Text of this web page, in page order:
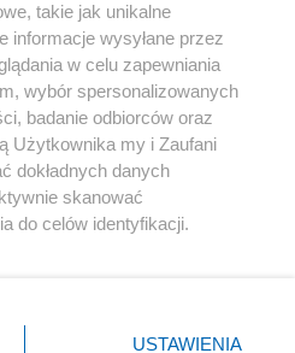
Instagram Youtube
takie jak unikalne
informacje wysyłane przez
w celu zapewniania
wybór spersonalizowanych
badanie odbiorców oraz
Użytkownika my i Zaufani
dokładnych danych
skanować
do celów identyfikacji.
ustawień prywatności
USTAWIENIA